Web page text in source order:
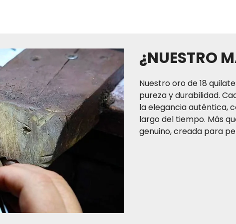
compra
El tiempo de entrega de
a tres (3) días hábiles
(2) a cuatro (4) días
(7) días hábiles para
¿NUESTRO
Nuestro oro de 18
pureza y durabilidad.
la elegancia auténtica,
largo del tiempo. Más
genuino, creada para